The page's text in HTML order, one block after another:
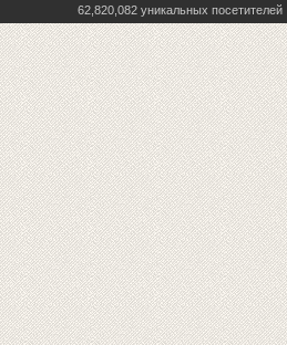
62,820,082 уникальных посетителей